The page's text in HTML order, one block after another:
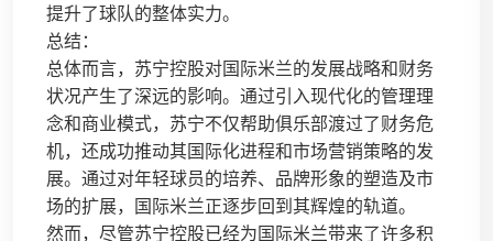
提升了球队的整体实力。
总结：
总体而言，苏宁控股对国际米兰的发展战略和财务
状况产生了深远的影响。通过引入现代化的管理理
念和商业模式，苏宁不仅帮助俱乐部渡过了财务危
机，还成功推动其国际化进程和市场营销策略的发
展。通过对年轻球员的培养、品牌形象的塑造及市
场的扩展，国际米兰正逐步回到其辉煌的轨道。
然而，尽管苏宁控股已经为国际米兰带来了许多积